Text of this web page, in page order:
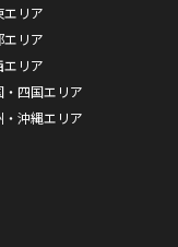
エリア
エリア
エリア
・四国エリア
・沖縄エリア